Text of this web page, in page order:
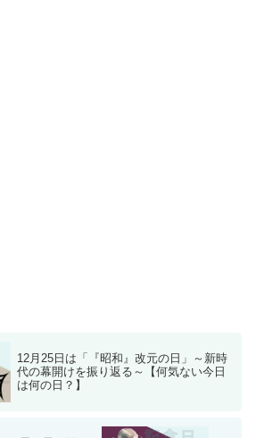
12月25日は「『昭和』改元の日」～新時
代の幕開けを振り返る～【何気ない今日
は何の日？】